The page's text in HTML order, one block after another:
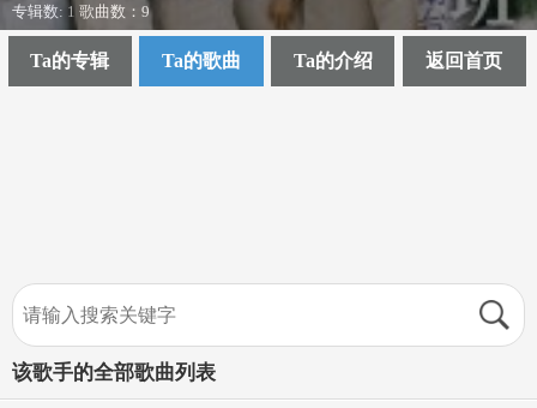
专辑数: 1 歌曲数：9
Ta的专辑 Ta的歌曲 Ta的介绍 返回首页
该歌手的全部歌曲列表